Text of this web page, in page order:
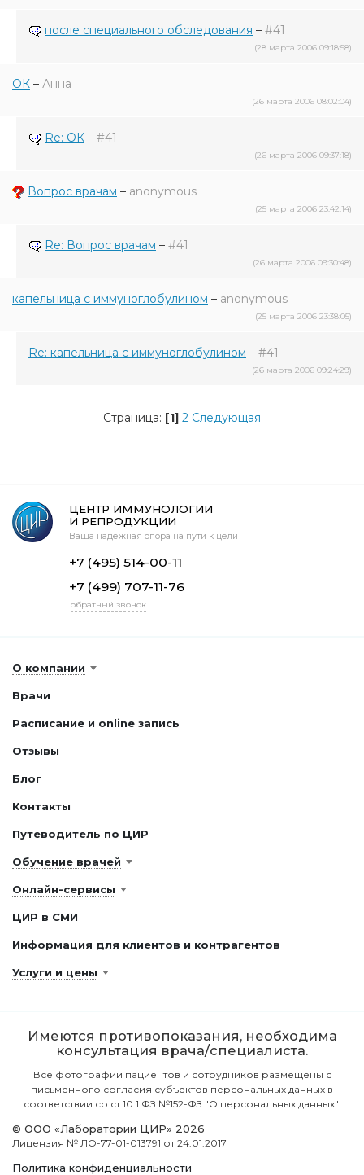
после специального обследования – #41
(28 марта 2006 09:18:58)
ОК – Анна
(26 марта 2006 08:02:04)
Re: ОК – #41
(26 марта 2006 09:37:18)
Вопрос врачам – anonymous
(25 марта 2006 23:42:14)
Re: Вопрос врачам – #41
(26 марта 2006 09:30:48)
капельница с иммуноглобулином – anonymous
(25 марта 2006 23:38:05)
Re: капельница с иммуноглобулином – #41
(26 марта 2006 09:24:29)
Страница: [1] 2 Следующая
ЦЕНТР ИММУНОЛОГИИ
И РЕПРОДУКЦИИ
Ваша надежная опора на пути к цели
+7 (495) 514-00-11
+7 (499) 707-11-76
обратный звонок
О компании
Врачи
Расписание и online запись
Отзывы
Блог
Контакты
Путеводитель по ЦИР
Обучение врачей
Онлайн-сервисы
ЦИР в СМИ
Информация для клиентов и контрагентов
Услуги и цены
Имеются противопоказания, необходима
консультация врача/специалиста.
Все фотографии пациентов и сотрудников размещены с
письменного согласия субъектов персональных данных в
соответствии со ст.10.1 ФЗ №152-ФЗ "О персональных данных".
© ООО «Лаборатории ЦИР» 2026
Лицензия № ЛО-77-01-013791 от 24.01.2017
Политика конфиденциальности